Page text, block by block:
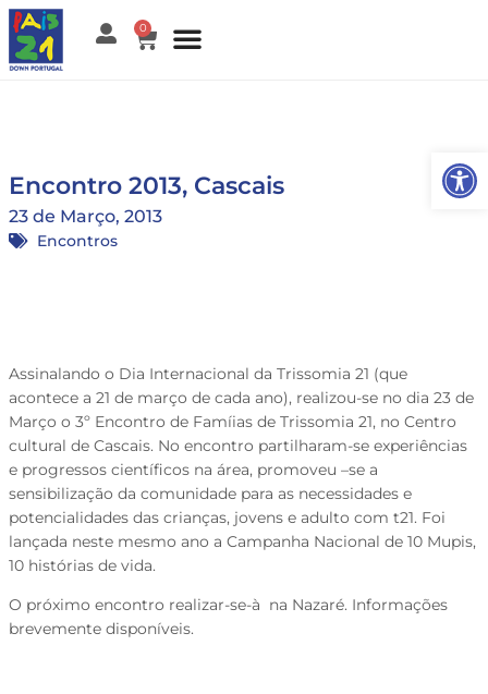
0
Encontro 2013, Cascais
23 de Março, 2013
Encontros
Assinalando o Dia Internacional da Trissomia 21 (que
acontece a 21 de março de cada ano), realizou-se no dia 23 de
Março o 3º Encontro de Famíias de Trissomia 21, no Centro
cultural de Cascais. No encontro partilharam-se experiências
e progressos científicos na área, promoveu –se a
sensibilização da comunidade para as necessidades e
potencialidades das crianças, jovens e adulto com t21. Foi
lançada neste mesmo ano a Campanha Nacional de 10 Mupis,
10 histórias de vida.
O próximo encontro realizar-se-à na Nazaré. Informações
brevemente disponíveis.